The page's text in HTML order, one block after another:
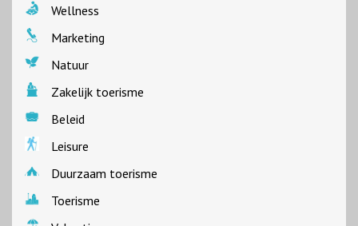
Wellness
Marketing
Natuur
Zakelijk toerisme
Beleid
Leisure
Duurzaam toerisme
Toerisme